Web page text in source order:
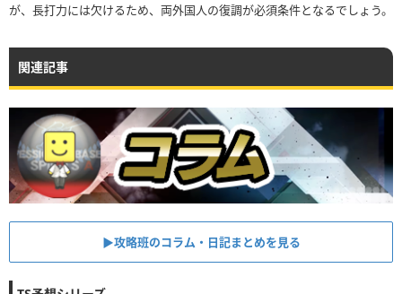
が、長打力には欠けるため、両外国人の復調が必須条件となるでしょう。
関連記事
▶︎攻略班のコラム・日記まとめを見る